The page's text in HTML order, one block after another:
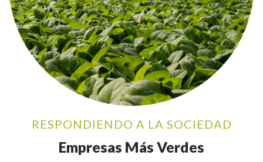
RESPONDIENDO A LA SOCIEDAD
Empresas Más Verdes